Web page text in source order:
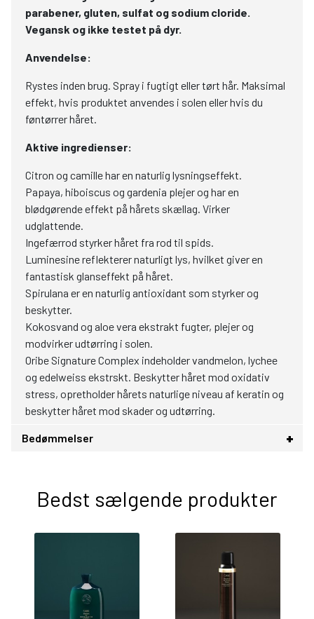
parabener, gluten, sulfat og sodium cloride.
Vegansk og ikke testet på dyr.
Anvendelse:
Rystes inden brug. Spray i fugtigt eller tørt hår. Maksimal
effekt, hvis produktet anvendes i solen eller hvis du
føntørrer håret.
Aktive ingredienser:
Citron og camille har en naturlig lysningseffekt.
Papaya, hiboiscus og gardenia plejer og har en
blødgørende effekt på hårets skællag. Virker
udglattende.
Ingefærrod styrker håret fra rod til spids.
Luminesine reflekterer naturligt lys, hvilket giver en
fantastisk glanseffekt på håret.
Spirulana er en naturlig antioxidant som styrker og
beskytter.
Kokosvand og aloe vera ekstrakt fugter, plejer og
modvirker udtørring i solen.
Oribe Signature Complex indeholder vandmelon, lychee
og edelweiss ekstrskt. Beskytter håret mod oxidativ
stress, opretholder hårets naturlige niveau af keratin og
beskytter håret mod skader og udtørring.
Bedømmelser
Bedst sælgende produkter